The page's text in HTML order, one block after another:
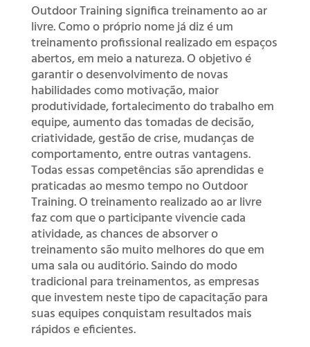
Outdoor Training significa treinamento ao ar
livre. Como o próprio nome já diz é um
treinamento profissional realizado em espaços
abertos, em meio a natureza. O objetivo é
garantir o desenvolvimento de novas
habilidades como motivação, maior
produtividade, fortalecimento do trabalho em
equipe, aumento das tomadas de decisão,
criatividade, gestão de crise, mudanças de
comportamento, entre outras vantagens.
Todas essas competências são aprendidas e
praticadas ao mesmo tempo no Outdoor
Training. O treinamento realizado ao ar livre
faz com que o participante vivencie cada
atividade, as chances de absorver o
treinamento são muito melhores do que em
uma sala ou auditório. Saindo do modo
tradicional para treinamentos, as empresas
que investem neste tipo de capacitação para
suas equipes conquistam resultados mais
rápidos e eficientes.